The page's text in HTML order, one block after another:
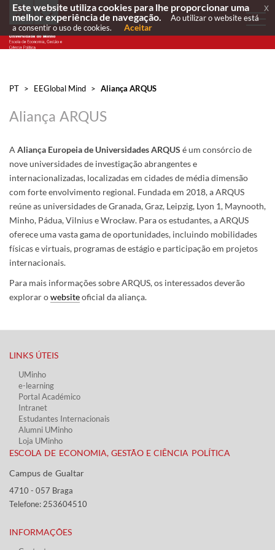
PT > EEGlobal Mind > Aliança ARQUS
Aliança ARQUS
A Aliança Europeia de Universidades ARQUS é um consórcio de
nove universidades de investigação abrangentes e
internacionalizadas, localizadas em cidades de média dimensão
com forte envolvimento regional. Fundada em 2018, a ARQUS
reúne as universidades de Granada, Graz, Leipzig, Lyon 1, Maynooth,
Minho, Pádua, Vilnius e Wrocław. Para os estudantes, a ARQUS
oferece uma vasta gama de oportunidades, incluindo mobilidades
físicas e virtuais, programas de estágio e participação em projetos
internacionais.
Para mais informações sobre ARQUS, os interessados deverão
explorar owebsiteoficial da aliança.
LINKS ÚTEIS​
UMinho
e-learning
Portal Académico
Intranet
Estudantes Inter​​nacionais
Alumni UMinho
Loja UMinho
ESCOLA DE ECONOMIA, GESTÃO E CIÊNCIA POLÍTICA
Campus de Gualtar ​​
4710 - ​057 Braga
Telefone: 253604510​​
INFORMAÇÕES
Este website utiliza cookies para lhe proporcionar uma
melhor experiência de navegação.
Ao utilizar o website está
a consentir o uso de cookies.
Aceitar
x